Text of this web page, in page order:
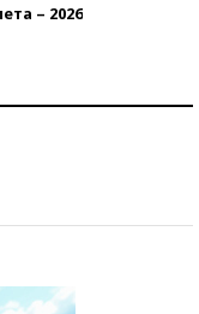
– 2026